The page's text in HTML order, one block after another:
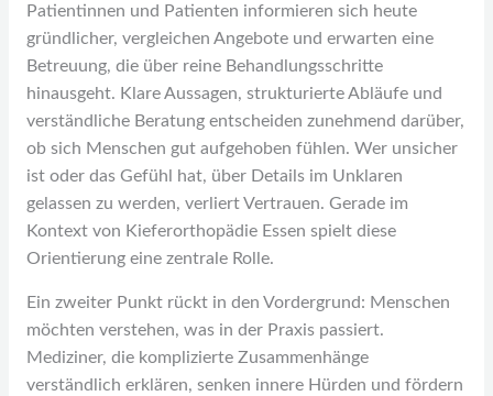
Patientinnen und Patienten informieren sich heute
gründlicher, vergleichen Angebote und erwarten eine
Betreuung, die über reine Behandlungsschritte
hinausgeht. Klare Aussagen, strukturierte Abläufe und
verständliche Beratung entscheiden zunehmend darüber,
ob sich Menschen gut aufgehoben fühlen. Wer unsicher
ist oder das Gefühl hat, über Details im Unklaren
gelassen zu werden, verliert Vertrauen. Gerade im
Kontext von Kieferorthopädie Essen spielt diese
Orientierung eine zentrale Rolle.
Ein zweiter Punkt rückt in den Vordergrund: Menschen
möchten verstehen, was in der Praxis passiert.
Mediziner, die komplizierte Zusammenhänge
verständlich erklären, senken innere Hürden und fördern